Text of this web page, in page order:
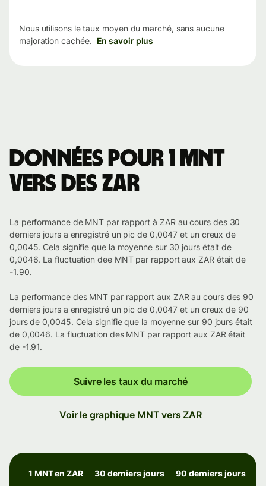
Nous utilisons le taux moyen du marché, sans aucune
majoration cachée. En savoir plus
Données pour 1 MNT
vers des ZAR
La performance de MNT par rapport à ZAR au cours des 30
derniers jours a enregistré un pic de 0,0047 et un creux de
0,0045. Cela signifie que la moyenne sur 30 jours était de
0,0046. La fluctuation dee MNT par rapport aux ZAR était de
-1.90.
La performance des MNT par rapport aux ZAR au cours des 90
derniers jours a enregistré un pic de 0,0047 et un creux de 90
jours de 0,0045. Cela signifie que la moyenne sur 90 jours était
de 0,0046. La fluctuation des MNT par rapport aux ZAR était
de -1.91.
Suivre les taux du marché
Voir le graphique MNT vers ZAR
1 MNT en ZAR 30 derniers jours 90 derniers jours